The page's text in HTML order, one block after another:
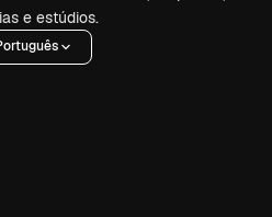
e estúdios.